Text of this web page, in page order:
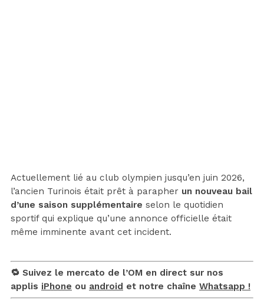
Actuellement lié au club olympien jusqu’en juin 2026,
l’ancien Turinois était prêt à parapher un nouveau bail
d’une saison supplémentaire selon le quotidien
sportif qui explique qu’une annonce officielle était
même imminente avant cet incident.
🔁 Suivez le mercato de l’OM en direct sur nos
applis iPhone ou android et notre chaîne Whatsapp !